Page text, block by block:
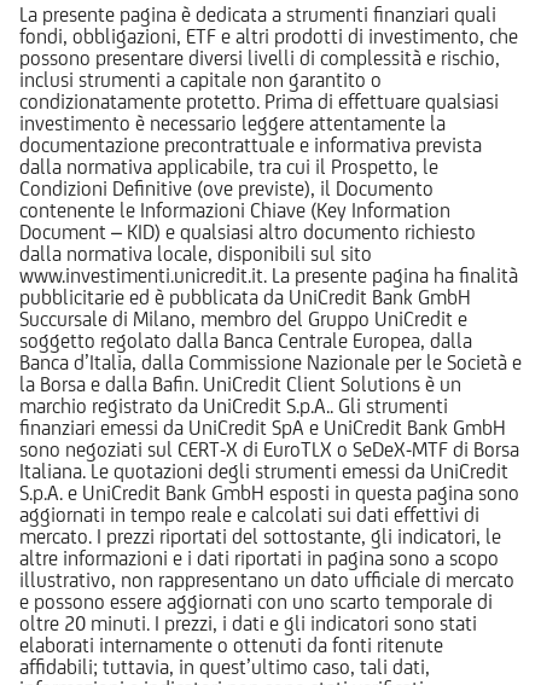
La presente pagina è dedicata a strumenti finanziari quali
fondi, obbligazioni, ETF e altri prodotti di investimento, che
possono presentare diversi livelli di complessità e rischio,
inclusi strumenti a capitale non garantito o
condizionatamente protetto. Prima di effettuare qualsiasi
investimento è necessario leggere attentamente la
documentazione precontrattuale e informativa prevista
dalla normativa applicabile, tra cui il Prospetto, le
Condizioni Definitive (ove previste), il Documento
contenente le Informazioni Chiave (Key Information
Document – KID) e qualsiasi altro documento richiesto
dalla normativa locale, disponibili sul sito
www.investimenti.unicredit.it. La presente pagina ha finalità
pubblicitarie ed è pubblicata da UniCredit Bank GmbH
Succursale di Milano, membro del Gruppo UniCredit e
soggetto regolato dalla Banca Centrale Europea, dalla
Banca d’Italia, dalla Commissione Nazionale per le Società e
la Borsa e dalla Bafin. UniCredit Client Solutions è un
marchio registrato da UniCredit S.p.A.. Gli strumenti
finanziari emessi da UniCredit SpA e UniCredit Bank GmbH
sono negoziati sul CERT-X di EuroTLX o SeDeX-MTF di Borsa
Italiana. Le quotazioni degli strumenti emessi da UniCredit
S.p.A. e UniCredit Bank GmbH esposti in questa pagina sono
aggiornati in tempo reale e calcolati sui dati effettivi di
mercato. I prezzi riportati del sottostante, gli indicatori, le
altre informazioni e i dati riportati in pagina sono a scopo
illustrativo, non rappresentano un dato ufficiale di mercato
e possono essere aggiornati con uno scarto temporale di
oltre 20 minuti. I prezzi, i dati e gli indicatori sono stati
elaborati internamente o ottenuti da fonti ritenute
affidabili; tuttavia, in quest’ultimo caso, tali dati,